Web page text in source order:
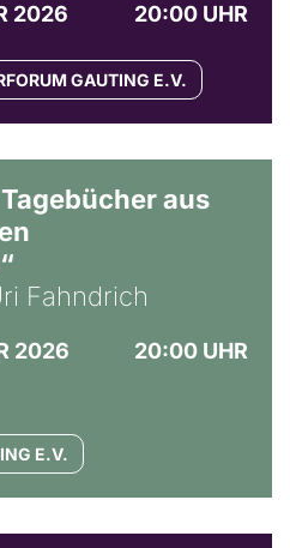
2026
20:00 UHR
GAUTING E.V.
Tagebücher aus
Fahndrich
2026
20:00 UHR
E.V.